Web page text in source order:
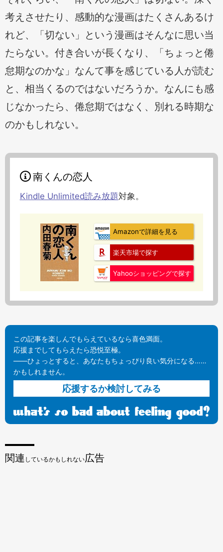
考えさせたり、感動的な漫画はたくさんあるけ
れど、「切ない」という漫画はそんなに思い当
たらない。付き合いが長くなり、「ちょっと倦
怠期なのかな」なんて事を感じている人が読む
と、相当くるのではないだろうか。なんにも感
じなかったら、倦怠期ではなく、別れる時期な
のかもしれない。
南くんの恋人
Kindle Unlimited読み放題対象。
Amazonで詳細を見る
楽天市場で探す
Yahooショッピングで探す
この記事を楽しんでもらえているなら喜色満面。
応援までしてもらえたら恐悦至極。
——ひょっとすると、あなたもちょっぴり良い気分になる……
かもしれません。
応援するか検討してみる
関連 しているかもしれない広告